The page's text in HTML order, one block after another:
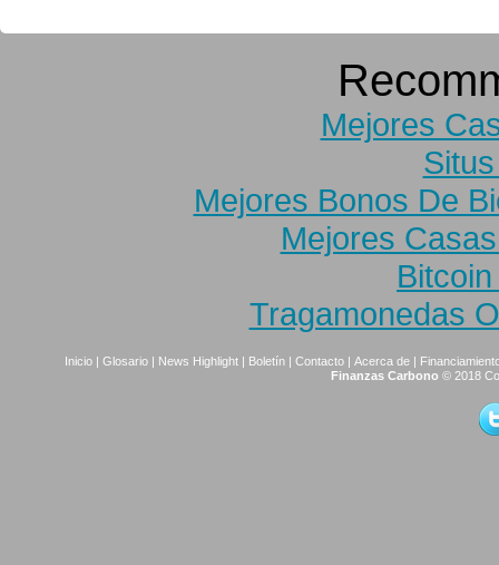
Mejores
Mejores Bonos De
Mejores
Tragamonedas
Inicio | Glosario | News Highlight | Boletín | Contacto | Acerca de |
Finanzas Carbono © 2018